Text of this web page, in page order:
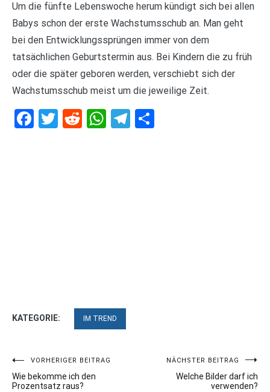
Um die fünfte Lebenswoche herum kündigt sich bei allen
Babys schon der erste Wachstumsschub an. Man geht
bei den Entwicklungssprüngen immer von dem
tatsächlichen Geburtstermin aus. Bei Kindern die zu früh
oder die später geboren werden, verschiebt sich der
Wachstumsschub meist um die jeweilige Zeit.
Facebook
Twitter
RedditWhatsApp
Telegram
KATEGORIE: IM TREND
Beitragsnavigation
VORHERIGER BEITRAG
Wie bekomme ich den
Prozentsatz raus?
NÄCHSTER BEITRAG
Welche Bilder darf ich
verwenden?